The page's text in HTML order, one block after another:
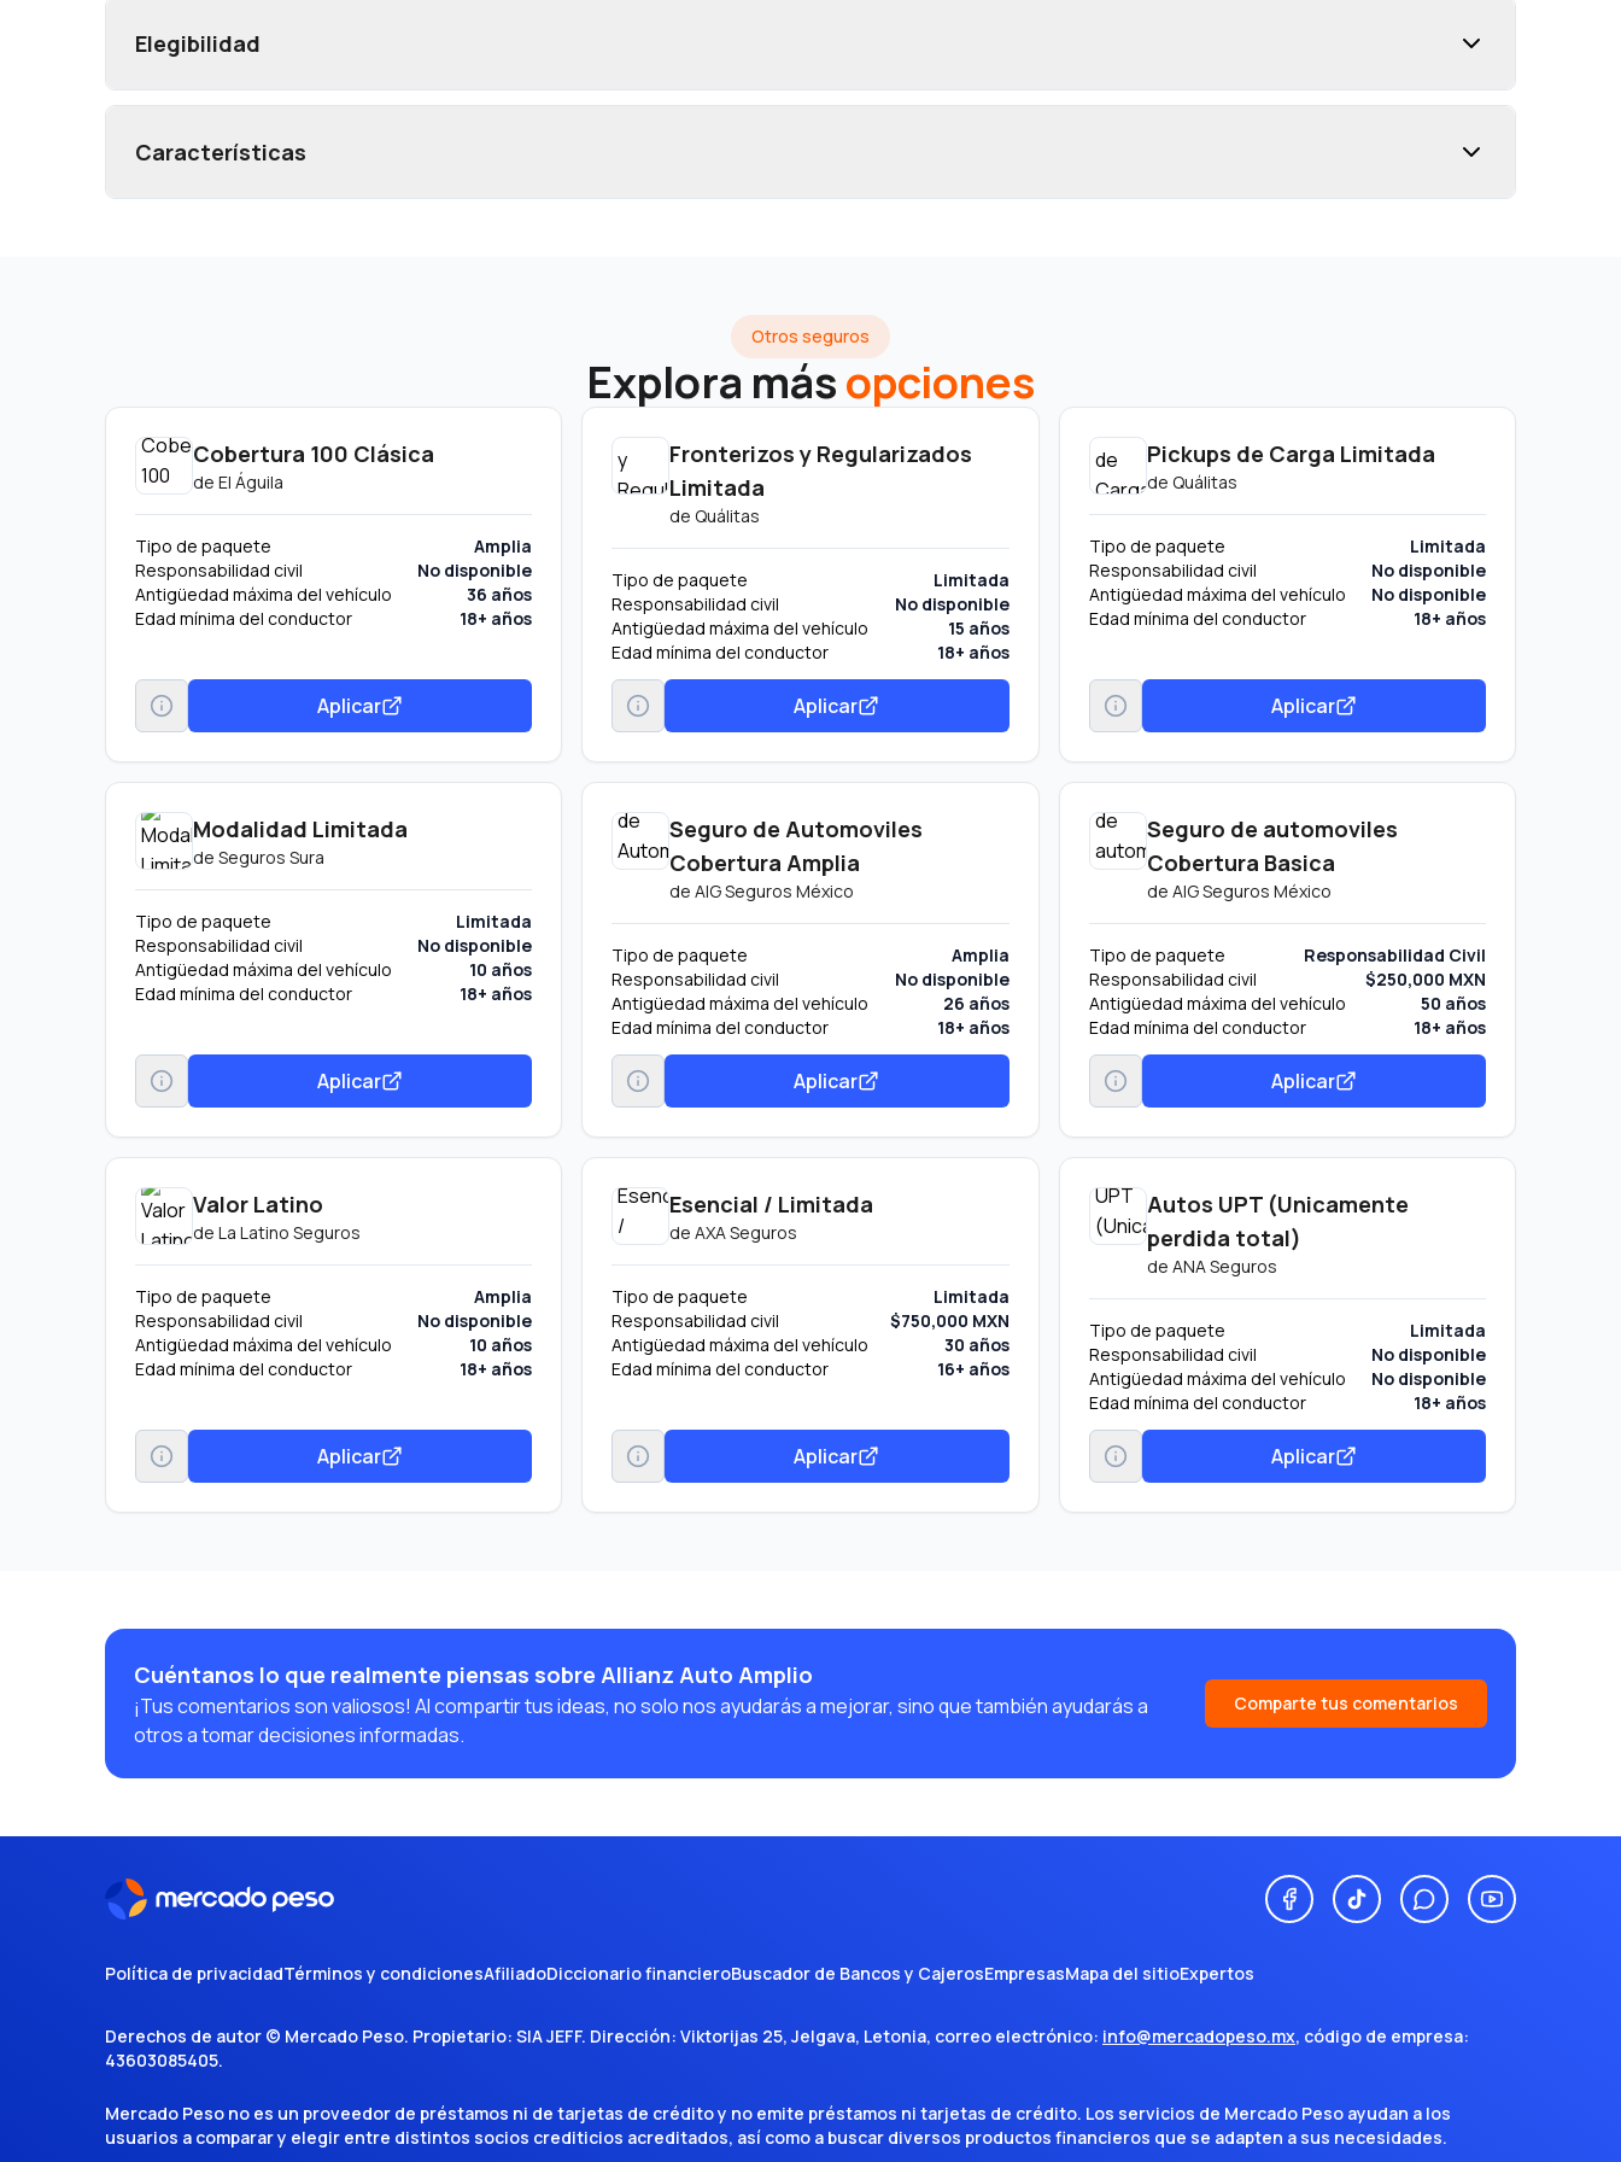
Elegibilidad
Características
Otros seguros
Explora másopciones
Cobertura 100 Clásica
de El Águila
Tipo de paquete
Amplia
Responsabilidad civil
No disponible
Antigüedad máxima del vehículo
36 años
Edad mínima del conductor
18+ años
Aplicar
Fronterizos y Regularizados
Limitada
de Quálitas
Tipo de paquete
Limitada
Responsabilidad civil
No disponible
Antigüedad máxima del vehículo
15 años
Edad mínima del conductor
18+ años
Aplicar
Pickups de Carga Limitada
de Quálitas
Tipo de paquete
Limitada
Responsabilidad civil
No disponible
Antigüedad máxima del vehículo
No disponible
Edad mínima del conductor
18+ años
Aplicar
Modalidad Limitada
de Seguros Sura
Tipo de paquete
Limitada
Responsabilidad civil
No disponible
Antigüedad máxima del vehículo
10 años
Edad mínima del conductor
18+ años
Aplicar
Seguro de Automoviles
Cobertura Amplia
de AIG Seguros México
Tipo de paquete
Amplia
Responsabilidad civil
No disponible
Antigüedad máxima del vehículo
26 años
Edad mínima del conductor
18+ años
Aplicar
Seguro de automoviles
Cobertura Basica
de AIG Seguros México
Tipo de paquete
Responsabilidad Civil
Responsabilidad civil
$250,000 MXN
Antigüedad máxima del vehículo
50 años
Edad mínima del conductor
18+ años
Aplicar
Valor Latino
de La Latino Seguros
Tipo de paquete
Amplia
Responsabilidad civil
No disponible
Antigüedad máxima del vehículo
10 años
Edad mínima del conductor
18+ años
Aplicar
Esencial / Limitada
de AXA Seguros
Tipo de paquete
Limitada
Responsabilidad civil
$750,000 MXN
Antigüedad máxima del vehículo
30 años
Edad mínima del conductor
16+ años
Aplicar
Autos UPT (Unicamente
perdida total)
de ANA Seguros
Tipo de paquete
Limitada
Responsabilidad civil
No disponible
Antigüedad máxima del vehículo
No disponible
Edad mínima del conductor
18+ años
Aplicar
Cuéntanos lo que realmente piensas sobre Allianz Auto Amplio
¡Tus comentarios son valiosos! Al compartir tus ideas, no solo nos ayudarás a mejorar, sino que también ayudarás a
otros a tomar decisiones informadas.
Comparte tus comentarios
Política de privacidadTérminos y condicionesAfiliadoDiccionario financieroBuscador de Bancos y CajerosEmpresasMapa del sitioExpertos
Derechos de autor © Mercado Peso. Propietario: SIA JEFF. Dirección: Viktorijas 25, Jelgava, Letonia, correo electrónico: info@mercadopeso.mx, código de empresa:
43603085405.
Mercado Peso no es un proveedor de préstamos ni de tarjetas de crédito y no emite préstamos ni tarjetas de crédito. Los servicios de Mercado Peso ayudan a los
usuarios a comparar y elegir entre distintos socios crediticios acreditados, así como a buscar diversos productos financieros que se adapten a sus necesidades.